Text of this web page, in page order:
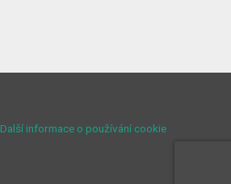
Další informace o používání cookie